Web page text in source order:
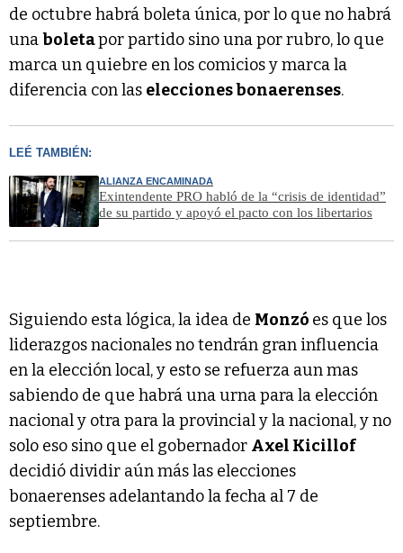
de octubre habrá boleta única, por lo que no habrá
unaboletapor partido sino una por rubro, lo que
marca un quiebre en los comicios y marca la
diferencia con las elecciones bonaerenses.
LEÉ TAMBIÉN:
ALIANZA ENCAMINADA
Exintendente PRO habló de la “crisis de identidad”
de su partido y apoyó el pacto con los libertarios
Siguiendo esta lógica, la idea de Monzó es que los
liderazgos nacionales no tendrán gran influencia
en la elección local, y esto se refuerza aun mas
sabiendo de que habrá una urna para la elección
nacional y otra para la provincial y la nacional, y no
solo eso sino que el gobernador Axel Kicillof
decidió dividir aún más las elecciones
bonaerenses adelantando la fecha al 7 de
septiembre.